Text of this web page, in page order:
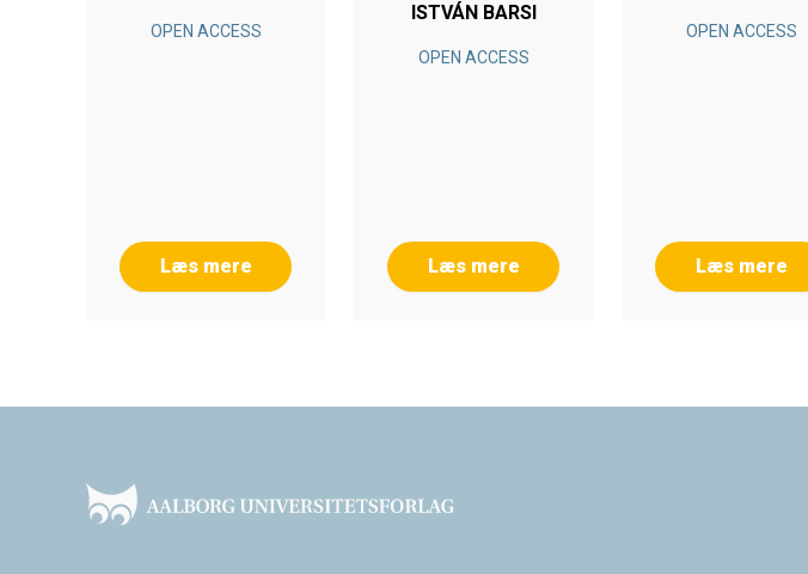
OPEN ACCESS
Læs mere
ISTVÁN BARSI
OPEN ACCESS
Læs mere
OPEN ACCESS
Læs mere